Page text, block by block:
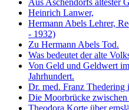
Aus Aschendorfs ältester
Heinrich Lanwer,
Hermann Abels Lehrer,
- 1932)
Zu Hermann Abels Tod.
Was bedeutet der alte
Von Geld und Geldwert
Jahrhundert.
Dr. med. Franz Thedering
Die Moorbrücke